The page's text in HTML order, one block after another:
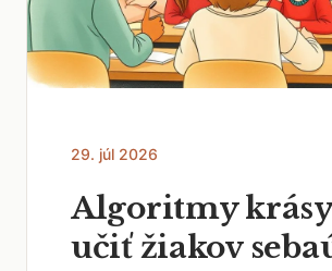
29. júl 2026
Algoritmy
učiť žiakov